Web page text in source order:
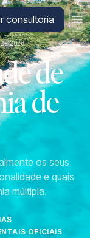
consultoria
2026
de
de
os seus
e quais
múltipla.
OFICIAIS